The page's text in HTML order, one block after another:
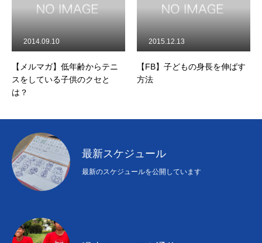
【メルマガ】低年齢からテニ
スをしている子供のクセと
は？
2014.09.10
【FB】子どもの身長を伸ばす
方法
2015.12.13
最新スケジュール
最新のスケジュールを公開しています